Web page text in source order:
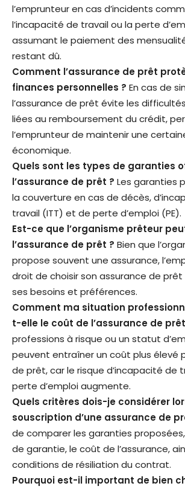
l’emprunteur en cas d’incidents
l’incapacité de travail ou la perte
assumant le paiement des
restant dû.
Comment l’assurance de prêt
finances personnelles ? En cas de
l’assurance de prêt évite les
liées au remboursement du crédit,
l’emprunteur de maintenir une
économique.
Quels sont les types de garanties
l’assurance de prêt ? Les garanties
la couverture en cas de décès,
travail (ITT) et de perte d’emploi (PE).
Est-ce que l’organisme prêteur
l’assurance de prêt ? Bien que
propose souvent une assurance,
droit de choisir son assurance de prêt
ses besoins et préférences.
Comment ma situation
t-elle le coût de l’assurance de
professions à risque ou un statut
peuvent entraîner un coût plus élevé
de prêt, car le risque d’incapacité de
perte d’emploi augmente.
Quels critères dois-je considérer
souscription d’une assurance de
de comparer les garanties
de garantie, le coût de l’assurance,
conditions de résiliation du contrat.
Pourquoi est-il important de bien